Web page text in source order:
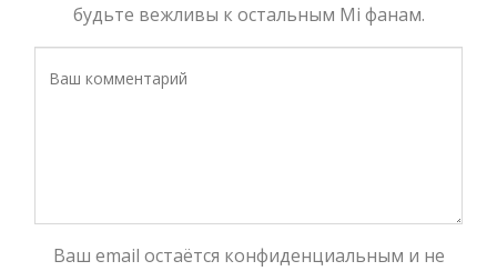
будьте вежливы к остальным Mi фанам.
Ваш email остаётся конфиденциальным и не